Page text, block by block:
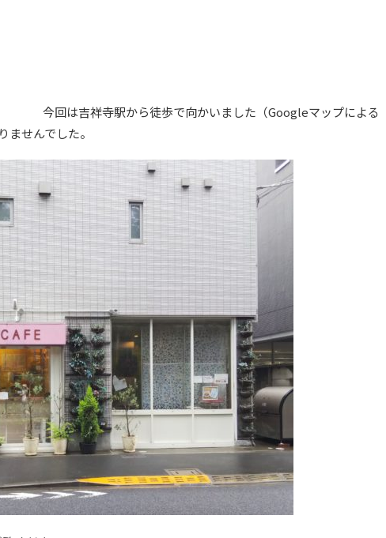
今回は吉祥寺駅から徒歩で向かいました（Googleマップによる
せんでした。